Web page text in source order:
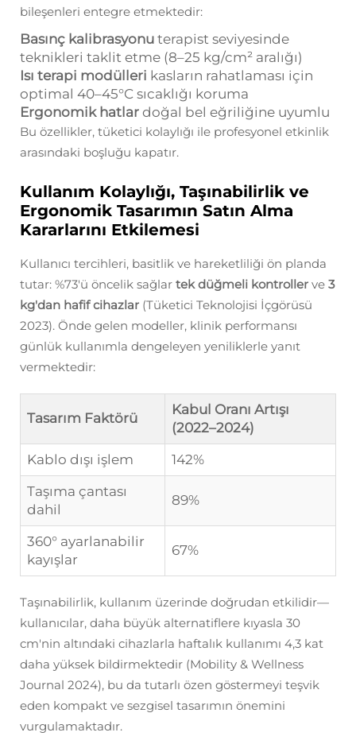
bileşenleri entegre etmektedir:
Basınç kalibrasyonu terapist seviyesinde
teknikleri taklit etme (8–25 kg/cm² aralığı)
Isı terapi modülleri kasların rahatlaması için
optimal 40–45°C sıcaklığı koruma
Ergonomik hatlar doğal bel eğriliğine uyumlu
Bu özellikler, tüketici kolaylığı ile profesyonel etkinlik
arasındaki boşluğu kapatır.
Kullanım Kolaylığı, Taşınabilirlik ve
Ergonomik Tasarımın Satın Alma
Kararlarını Etkilemesi
Kullanıcı tercihleri, basitlik ve hareketliliği ön planda
tutar: %73'ü öncelik sağlar tek düğmeli kontroller ve 3
kg'dan hafif cihazlar (Tüketici Teknolojisi İçgörüsü
2023). Önde gelen modeller, klinik performansı
günlük kullanımla dengeleyen yeniliklerle yanıt
vermektedir:
Tasarım Faktörü
Kabul Oranı Artışı
(2022–2024)
Kablo dışı işlem
142%
Taşıma çantası
dahil
89%
360° ayarlanabilir
kayışlar
67%
Taşınabilirlik, kullanım üzerinde doğrudan etkilidir—
kullanıcılar, daha büyük alternatiflere kıyasla 30
cm'nin altındaki cihazlarla haftalık kullanımı 4,3 kat
daha yüksek bildirmektedir (Mobility & Wellness
Journal 2024), bu da tutarlı özen göstermeyi teşvik
eden kompakt ve sezgisel tasarımın önemini
vurgulamaktadır.